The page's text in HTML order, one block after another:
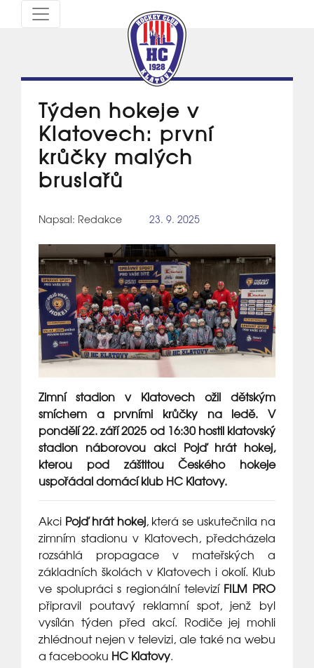
Týden hokeje v
Klatovech: první
krůčky malých
bruslařů
Napsal: Redakce 23. 9. 2025
Zimní stadion v Klatovech ožil dětským
smíchem a prvními krůčky na ledě. V
pondělí 22. září 2025 od 16:30 hostil klatovský
stadion náborovou akci Pojď hrát hokej,
kterou pod záštitou Českého hokeje
uspořádal domácí klub HC Klatovy.
Akci Pojď hrát hokej, která se uskutečnila na
zimním stadionu v Klatovech, předcházela
rozsáhlá propagace v mateřských a
základních školách v Klatovech i okolí. Klub
ve spolupráci s regionální televizí FILM PRO
připravil poutavý reklamní spot, jenž byl
vysílán týden před akcí. Rodiče jej mohli
zhlédnout nejen v televizi, ale také na webu
a facebooku HC Klatovy.